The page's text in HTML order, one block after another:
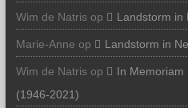
Wim de Natrisop Landstorm in
Marie-Anne op Landstorm in
Wim de Natrisop
In Memoriam
(1946-2021)